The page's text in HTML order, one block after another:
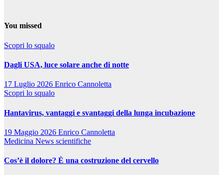
You missed
Scopri lo squalo
Dagli USA, luce solare anche di notte
17 Luglio 2026 Enrico Cannoletta
Scopri lo squalo
Hantavirus, vantaggi e svantaggi della lunga incubazione
19 Maggio 2026 Enrico Cannoletta
Medicina News scientifiche
Cos’è il dolore? È una costruzione del cervello